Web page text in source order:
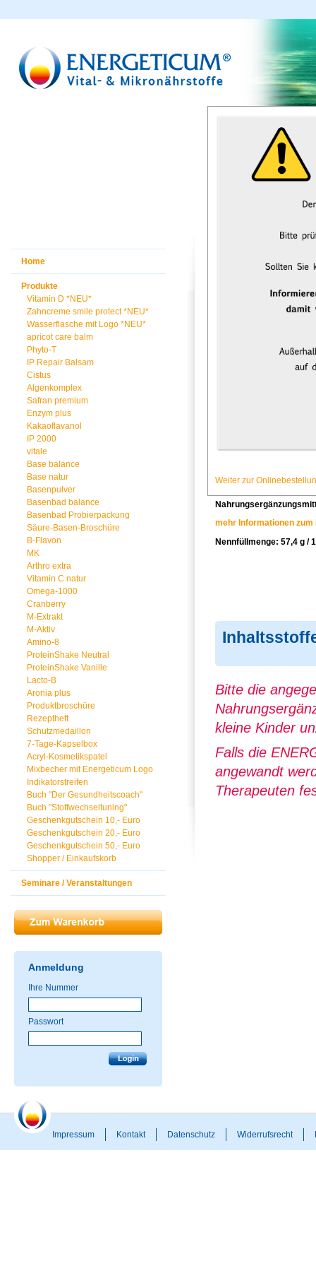
Weiter zur
Home
Produkte
Vitamin D *NEU*
Zahncreme smile protect *NEU*
Wasserflasche mit Logo *NEU*
apricot care balm
Phyto-T
IP Repair Balsam
Cistus
Algenkomplex
Safran premium
Enzym plus
Kakaoflavanol
IP 2000
vitale
Base balance
Base natur
Basenpulver
Basenbad balance
Basenbad Probierpackung
Säure-Basen-Broschüre
B-Flavon
MK
Arthro extra
Vitamin C natur
Omega-1000
Cranberry
M-Extrakt
M-Aktiv
Amino-8
ProteinShake Neutral
ProteinShake Vanille
Lacto-B
Aronia plus
Produktbroschüre
Rezeptheft
Schutzmedaillon
7-Tage-Kapselbox
Acryl-Kosmetikspatel
Mixbecher mit Energeticum Logo
Indikatorstreifen
Buch "Der Gesundheitscoach"
Buch "Stoffwechseltuning"
Geschenkgutschein 10,- Euro
Geschenkgutschein 20,- Euro
Geschenkgutschein 50,- Euro
Shopper / Einkaufskorb
Seminare / Veranstaltungen
Anmeldung
Ihre Nummer
Passwort
mehr Informationen zum
Nennfüllmenge: 57,4 g /
Bitte die
kleine Kinder
Falls die
angewandt
Therapeuten
Impressum Kontakt Datenschutz Widerrufsrecht